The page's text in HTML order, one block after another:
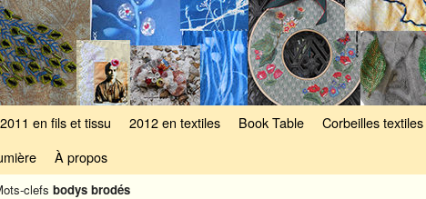
2011 en fils et tissu 2012 en textiles Book Table Corbeilles textiles
À propos
clefs bodys brodés